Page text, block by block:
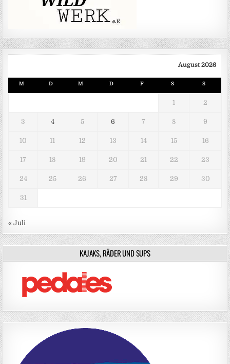
August 2026
M D M D F S S
1 2
3 4 5 6 7 8 9
10 11 12 13 14 15 16
17 18 19 20 21 22 23
24 25 26 27 28 29 30
31
« Juli
KAJAKS, RÄDER UND SUPS